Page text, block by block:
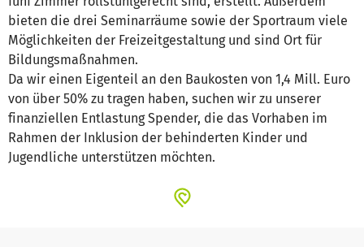
bieten die drei Seminarräume sowie der Sportraum viele
Möglichkeiten der Freizeitgestaltung und sind Ort für
Bildungsmaßnahmen.
Da wir einen Eigenteil an den Baukosten von 1,4 Mill. Euro
von über 50% zu tragen haben, suchen wir zu unserer
finanziellen Entlastung Spender, die das Vorhaben im
Rahmen der Inklusion der behinderten Kinder und
Jugendliche unterstützen möchten.